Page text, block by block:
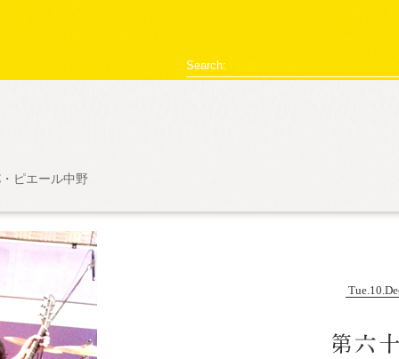
Search:
ピエール中野